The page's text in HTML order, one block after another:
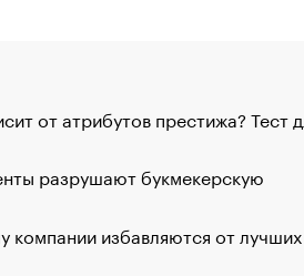
от атрибутов престижа? Тест
разрушают букмекерскую
избавляются от лучших